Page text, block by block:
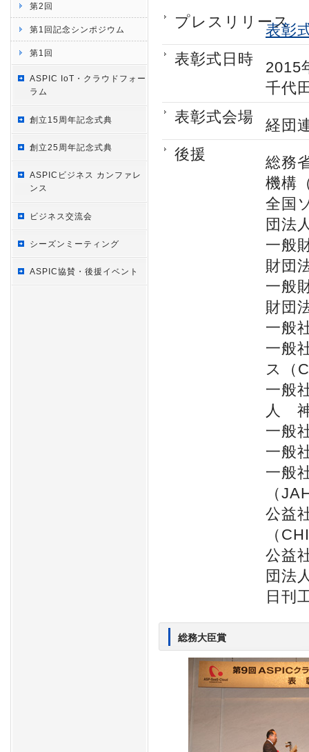
第2回
第1回記念シンポジウム
第1回
ASPIC IoT・クラウドフォー
ラム
創立15周年記念式典
創立25周年記念式典
ASPICビジネス カンファレ
ンス
ビジネス交流会
シーズンミーティング
ASPIC協賛・後援イベント
プレスリリース
表彰
表彰式日時
2015
千代
表彰式会場
経団
後援
総務
機構
全国
団法
一般
財団
一般
財団
一般
一般
ス（
一般
人
一般
一般
一般
（
公益
（
公益
団法
日刊
総務大臣賞